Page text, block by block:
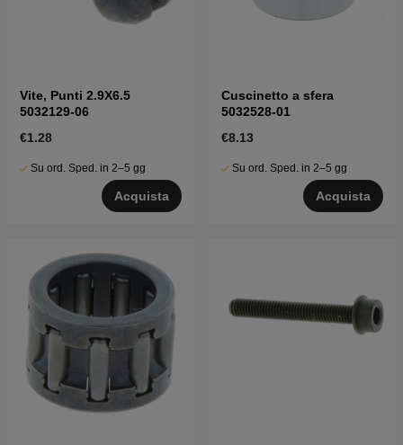
Vite, Punti 2.9X6.5
5032129-06
€1.28
Su ord. Sped. in 2–5 gg
Acquista
Cuscinetto a sfera
5032528-01
€8.13
Su ord. Sped. in 2–5 gg
Acquista